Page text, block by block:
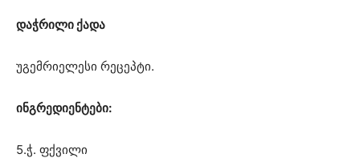
დაჭრილი ქადა
უგემრიელესი რეცეპტი.
ინგრედიენტები:
5.ჭ. ფქვილი